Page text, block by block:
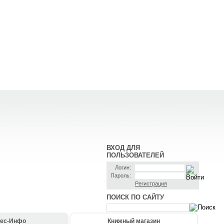
ВХОД ДЛЯ
ПОЛЬЗОВАТЕЛЕЙ
Логин:
Пароль:
Регистрация
ПОИСК ПО САЙТУ
Инфо Книжный магазин